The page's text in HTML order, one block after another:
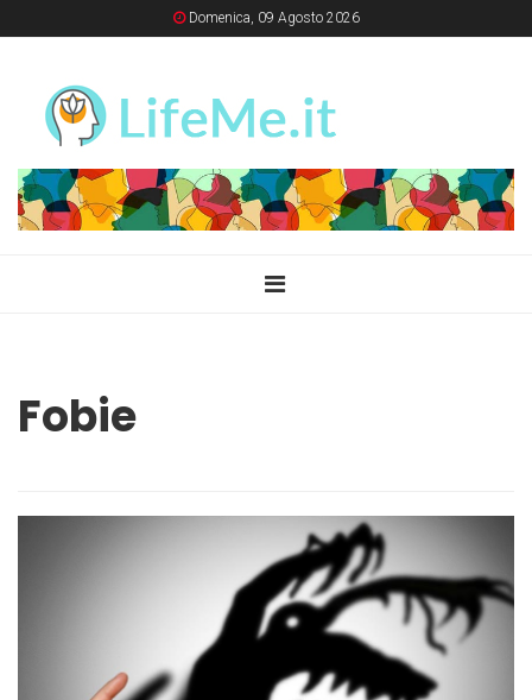
Domenica, 09 Agosto 2026
Fobie